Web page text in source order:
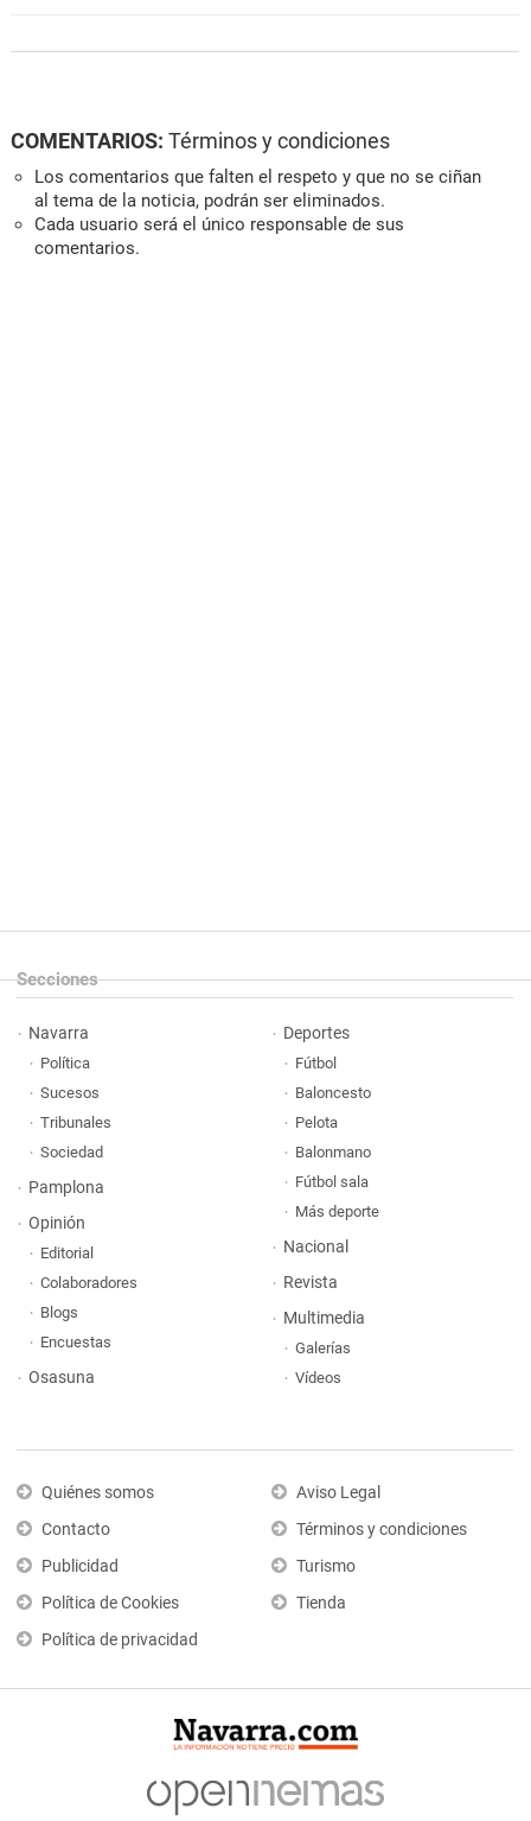
COMENTARIOS: Términos y condiciones
Los comentarios que falten el respeto y que no se ciñan
al tema de la noticia, podrán ser eliminados.
Cada usuario será el único responsable de sus
comentarios.
Secciones
Navarra
Política
Sucesos
Tribunales
Sociedad
Pamplona
Opinión
Editorial
Colaboradores
Blogs
Encuestas
Osasuna
Deportes
Fútbol
Baloncesto
Pelota
Balonmano
Fútbol sala
Más deporte
Nacional
Revista
Multimedia
Galerías
Vídeos
Quiénes somos
Contacto
Publicidad
Política de Cookies
Política de privacidad
Aviso Legal
Términos y condiciones
Turismo
Tienda